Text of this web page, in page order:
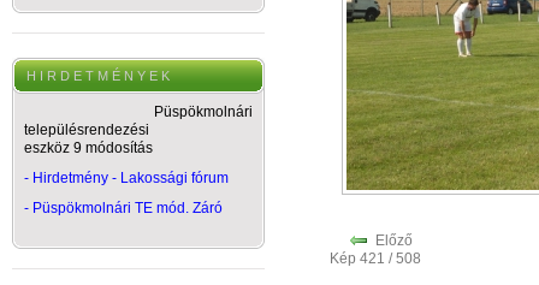
H I R D E T M É N Y E K
Püspökmolnári
településrendezési
eszköz 9 módosítás
- Hirdetmény - Lakossági fórum
- Püspökmolnári TE mód. Záró
Előző
Kép 421 / 508